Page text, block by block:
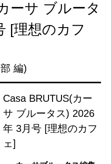
ーサ ブルータ
[理想のカフ
編)
Casa BRUTUS(カー
サ ブルータス) 2026
年 3月号 [理想のカフ
ェ]